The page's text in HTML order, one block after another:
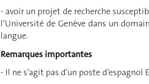
- avoir un projet de recherche
l’Université de Genève dans un
langue.
Remarques importantes
- Il ne s’agit pas d’un poste d’espagnol